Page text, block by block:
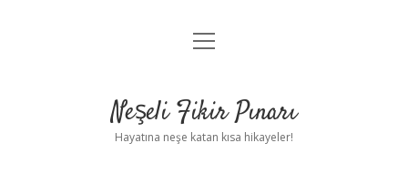
Anasayfa
Yasal Uyarı
menüyü
Neşeli Fikir Pınarı
Hayatına neşe katan kısa hikayeler!